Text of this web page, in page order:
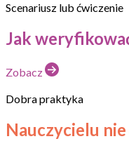
Scenariusz lub ćwiczenie
Jak
Zobacz
Dobra praktyka
Nauczycielu